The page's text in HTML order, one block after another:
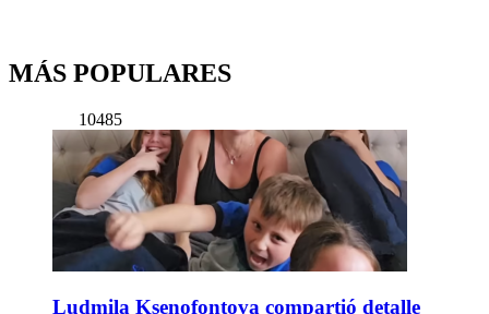
MÁS POPULARES
10485
Ludmila Ksenofontova compartió detalle